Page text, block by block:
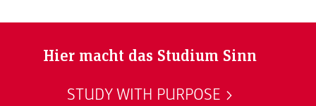
Hier macht das Studium Sinn
STUDY WITH PURPOSE